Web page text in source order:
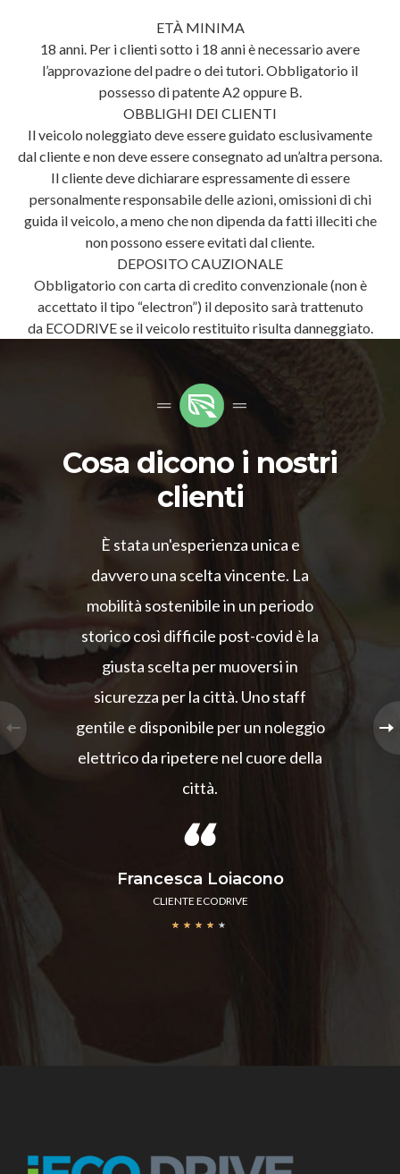
ETÀ MINIMA
18 anni. Per i clienti sotto i 18 anni è necessario avere
l’approvazione del padre o dei tutori. Obbligatorio il
possesso di patente A2 oppure B.
OBBLIGHI DEI CLIENTI
Il veicolo noleggiato deve essere guidato esclusivamente
dal cliente e non deve essere consegnato ad un’altra persona.
Il cliente deve dichiarare espressamente di essere
personalmente responsabile delle azioni, omissioni di chi
guida il veicolo, a meno che non dipenda da fatti illeciti che
non possono essere evitati dal cliente.
DEPOSITO CAUZIONALE
Obbligatorio con carta di credito convenzionale (non è
accettato il tipo “electron”) il deposito sarà trattenuto
da ECODRIVE se il veicolo restituito risulta danneggiato.
Cosa dicono i nostri
clienti
È stata un'esperienza unica e
davvero una scelta vincente. La
mobilità sostenibile in un periodo
storico così difficile post-covid è la
giusta scelta per muoversi in
sicurezza per la città. Uno staff
gentile e disponibile per un noleggio
elettrico da ripetere nel cuore della
città.
Francesca Loiacono
CLIENTE ECODRIVE
★ ★ ★ ★ ★